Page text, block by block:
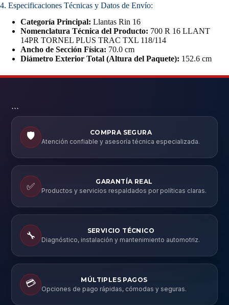
4. Especificaciones Técnicas y Datos de Envío:
Categoría Principal: Llantas Rin 16
Nomenclatura Técnica del Producto: 700 R 16 LLANT
14PR TORNEL PLUS TRAC TXL 118/114
Ancho de Sección Física: 70.0 cm
Diámetro Exterior Total (Altura del Paquete): 152.6 cm
```
🛡️
COMPRA SEGURA
Atención confiable y asesoría técnica especializada.
✅
GARANTÍA REAL
Productos y servicios respaldados por políticas claras.
🔧
SERVICIO TÉCNICO
Diagnóstico, instalación y mantenimiento automotriz.
💳
MÚLTIPLES PAGOS
Opciones de pago rápidas, cómodas y seguras.